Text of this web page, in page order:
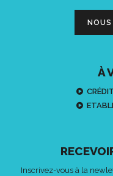
À
Inscrivez-vous à la